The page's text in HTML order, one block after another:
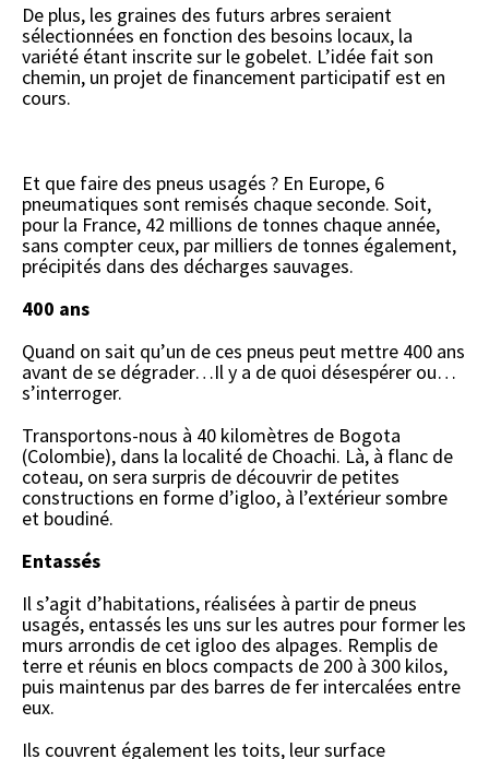
De plus, les graines des futurs arbres seraient
sélectionnées en fonction des besoins locaux, la
variété étant inscrite sur le gobelet. L’idée fait son
chemin, un projet de financement participatif est en
cours.
Et que faire des pneus usagés ? En Europe, 6
pneumatiques sont remisés chaque seconde. Soit,
pour la France, 42 millions de tonnes chaque année,
sans compter ceux, par milliers de tonnes également,
précipités dans des décharges sauvages.
400 ans
Quand on sait qu’un de ces pneus peut mettre 400 ans
avant de se dégrader…Il y a de quoi désespérer ou…
s’interroger.
Transportons-nous à 40 kilomètres de Bogota
(Colombie), dans la localité de Choachi. Là, à flanc de
coteau, on sera surpris de découvrir de petites
constructions en forme d’igloo, à l’extérieur sombre
et boudiné.
Entassés
Il s’agit d’habitations, réalisées à partir de pneus
usagés, entassés les uns sur les autres pour former les
murs arrondis de cet igloo des alpages. Remplis de
terre et réunis en blocs compacts de 200 à 300 kilos,
puis maintenus par des barres de fer intercalées entre
eux.
Ils couvrent également les toits, leur surface